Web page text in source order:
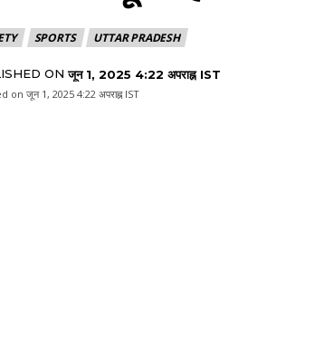
SPORTS UTTAR PRADESH
ON जून 1, 2025 4:22 अपराह्न IST
on जून 1, 2025 4:22 अपराह्न IST